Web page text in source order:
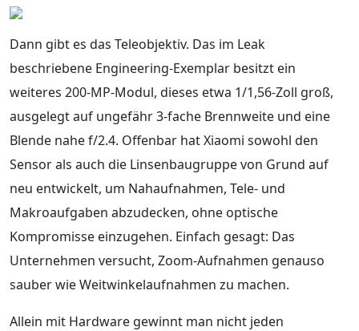
Dann gibt es das Teleobjektiv. Das im Leak
beschriebene Engineering-Exemplar besitzt ein
weiteres 200-MP-Modul, dieses etwa 1/1,56-Zoll groß,
ausgelegt auf ungefähr 3-fache Brennweite und eine
Blende nahe f/2.4. Offenbar hat Xiaomi sowohl den
Sensor als auch die Linsenbaugruppe von Grund auf
neu entwickelt, um Nahaufnahmen, Tele- und
Makroaufgaben abzudecken, ohne optische
Kompromisse einzugehen. Einfach gesagt: Das
Unternehmen versucht, Zoom-Aufnahmen genauso
sauber wie Weitwinkelaufnahmen zu machen.
Allein mit Hardware gewinnt man nicht jeden